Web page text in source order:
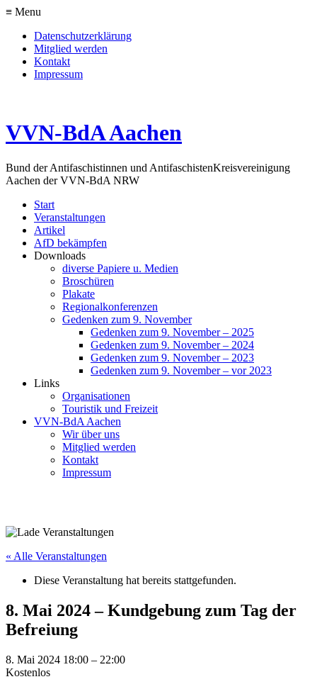
≡ Menu
Datenschutzerklärung
Mitglied werden
Kontakt
Impressum
VVN-BdA Aachen
Bund der Antifaschistinnen und AntifaschistenKreisvereinigung
Aachen der VVN-BdA NRW
Start
Veranstaltungen
Artikel
AfD bekämpfen
Downloads
diverse Papiere u. Medien
Broschüren
Plakate
Regionalkonferenzen
Gedenken zum 9. November
Gedenken zum 9. November – 2025
Gedenken zum 9. November – 2024
Gedenken zum 9. November – 2023
Gedenken zum 9. November – vor 2023
Links
Organisationen
Touristik und Freizeit
VVN-BdA Aachen
Wir über uns
Mitglied werden
Kontakt
Impressum
« Alle Veranstaltungen
Diese Veranstaltung hat bereits stattgefunden.
8. Mai 2024 – Kundgebung zum Tag der
Befreiung
8. Mai 2024 18:00 – 22:00
Kostenlos